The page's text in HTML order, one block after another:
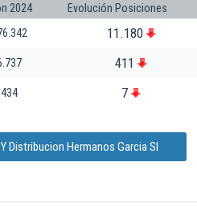
2024
Evolución Posiciones
11.180
411
434 7
Distribucion Hermanos Garcia Sl